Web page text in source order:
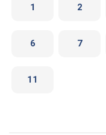
1 2
6 7
11